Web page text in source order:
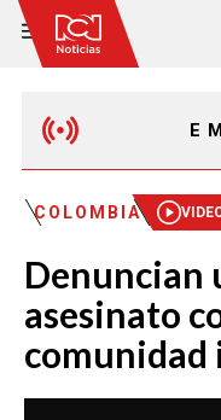
COLOMBIA
Denuncian
asesinato
comunidad